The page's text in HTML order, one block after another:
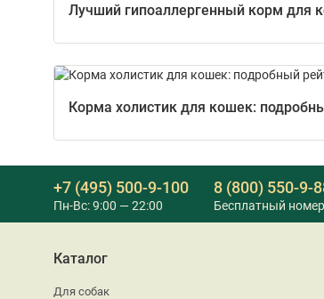
Лучший гипоаллергенный корм для
Корма холистик для кошек:
+7 (495) 500-9-100
Пн-Вс: 9:00 — 22:00
8 (800) 550-9-
Бесплатный номер
Каталог
Для собак